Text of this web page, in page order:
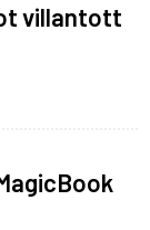
villantott